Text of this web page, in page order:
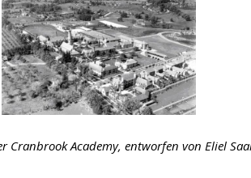
Cranbrook Academy, entworfen von Eliel